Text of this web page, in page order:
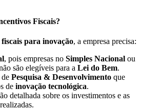
Fiscais?
para inovação, a empresa precisa:
, pois empresas no Simples Nacional ou
são elegíveis para a Lei do Bem.
Pesquisa & Desenvolvimento que
de inovação tecnológica.
detalhada sobre os investimentos e as
realizadas.